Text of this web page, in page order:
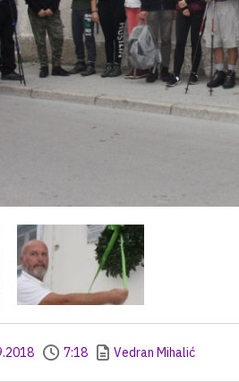
7:18 Vedran Mihalić